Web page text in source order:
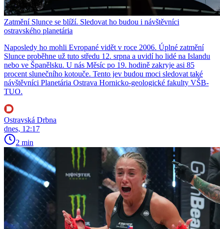
Zatmění Slunce se blíží. Sledovat ho budou i návštěvníci
ostravského planetária
Naposledy ho mohli Evropané vidět v roce 2006. Úplné zatmění
Slunce proběhne už tuto středu 12. srpna a uvidí ho lidé na Islandu
nebo ve Španělsku. U nás Měsíc po 19. hodině zakryje asi 85
procent slunečního kotouče. Tento jev budou moci sledovat také
návštěvníci Planetária Ostrava Hornicko-geologické fakulty VŠB-
TUO.
Ostravská Drbna
dnes, 12:17
2 min